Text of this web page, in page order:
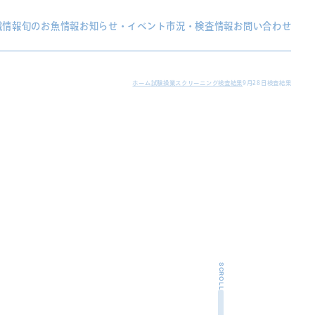
情報旬のお魚情報お知らせ・イベント市況・検査情報お問い合わせ
ホーム 試験操業スクリーニング検査結果9月28日検査結果
SCROLL